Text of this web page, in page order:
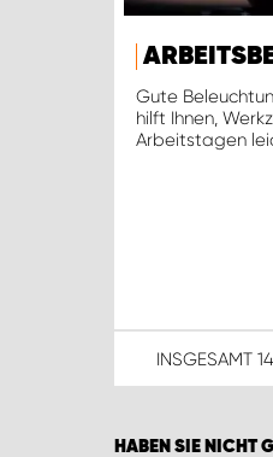
Gute
hilft Ihnen,
Arbeitstagen
INSGESAMT
HABEN SIE NICHT